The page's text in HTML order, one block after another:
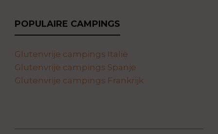
POPULAIRE CAMPINGS
Glutenvrije campings Italië
Glutenvrije campings Spanje
Glutenvrije campings Frankrijk